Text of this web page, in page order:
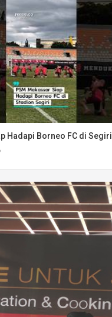
Hadapi Borneo FC di Segiri